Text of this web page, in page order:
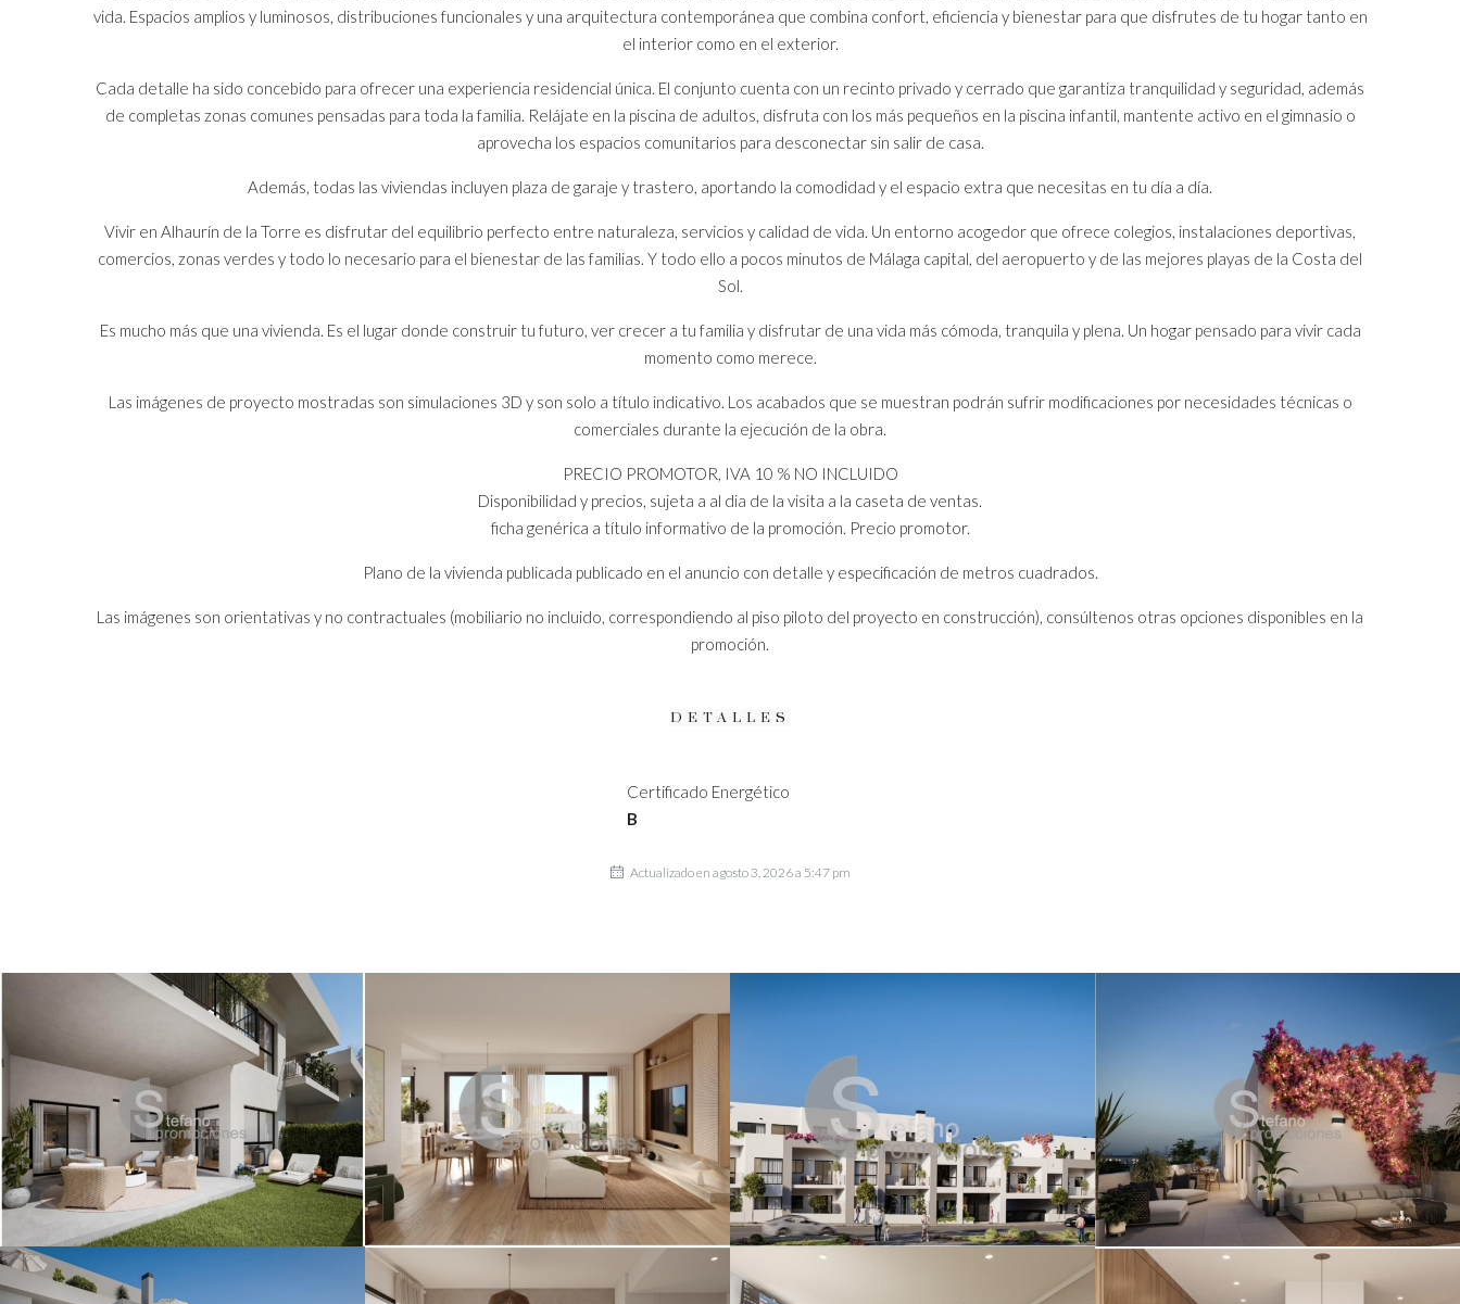
vida. Espacios amplios y luminosos, distribuciones funcionales y una arquitectura contemporánea que combina confort, eficiencia y bienestar para que disfrutes de tu hogar tanto en
el interior como en el exterior.
Cada detalle ha sido concebido para ofrecer una experiencia residencial única. El conjunto cuenta con un recinto privado y cerrado que garantiza tranquilidad y seguridad, además
de completas zonas comunes pensadas para toda la familia. Relájate en la piscina de adultos, disfruta con los más pequeños en la piscina infantil, mantente activo en el gimnasio o
aprovecha los espacios comunitarios para desconectar sin salir de casa.
Además, todas las viviendas incluyen plaza de garaje y trastero, aportando la comodidad y el espacio extra que necesitas en tu día a día.
Vivir en Alhaurín de la Torre es disfrutar del equilibrio perfecto entre naturaleza, servicios y calidad de vida. Un entorno acogedor que ofrece colegios, instalaciones deportivas,
comercios, zonas verdes y todo lo necesario para el bienestar de las familias. Y todo ello a pocos minutos de Málaga capital, del aeropuerto y de las mejores playas de la Costa del
Sol.
Es mucho más que una vivienda. Es el lugar donde construir tu futuro, ver crecer a tu familia y disfrutar de una vida más cómoda, tranquila y plena. Un hogar pensado para vivir cada
momento como merece.
Las imágenes de proyecto mostradas son simulaciones 3D y son solo a título indicativo. Los acabados que se muestran podrán sufrir modificaciones por necesidades técnicas o
comerciales durante la ejecución de la obra.
PRECIO PROMOTOR, IVA 10 % NO INCLUIDO
Disponibilidad y precios, sujeta a al dia de la visita a la caseta de ventas.
ficha genérica a título informativo de la promoción. Precio promotor.
Plano de la vivienda publicada publicado en el anuncio con detalle y especificación de metros cuadrados.
Las imágenes son orientativas y no contractuales (mobiliario no incluido, correspondiendo al piso piloto del proyecto en construcción), consúltenos otras opciones disponibles en la
promoción.
DETALLES
Certificado Energético
B
Actualizado en agosto 3, 2026 a 5:47 pm